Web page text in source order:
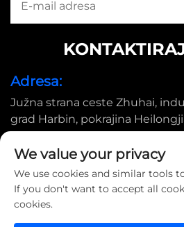
Adresa:
Južna strana ceste Zhuhai,
grad Harbin, pokrajina
[email protected]
We value your privacy
We use cookies and similar tools
If you don't want to accept all
cookies.